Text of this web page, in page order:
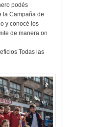
podés
la Campaña de
y conocé los
de manera on
Todas las